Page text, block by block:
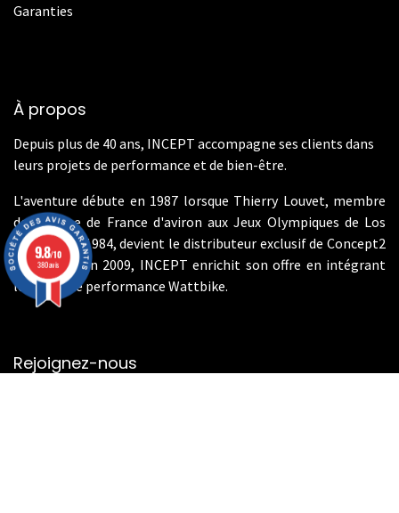
Garanties
À propos
Depuis plus de 40 ans, INCEPT accompagne ses clients dans
leurs projets de performance et de bien-être.
L'aventure débute en 1987 lorsque Thierry Louvet, membre
de l'équipe de France d'aviron aux Jeux Olympiques de Los
Angeles en 1984, devient le distributeur exclusif de Concept2
en France. En 2009, INCEPT enrichit son offre en intégrant
les vélos de performance Wattbike.
Rejoignez-nous
9.8/10
380 avis